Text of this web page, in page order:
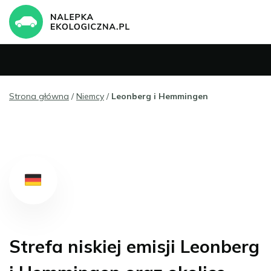
Strona główna /Niemcy / Leonberg i Hemmingen
Strefa niskiej emisji Leonberg